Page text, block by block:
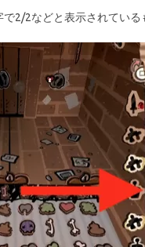
2/2などと表示されている